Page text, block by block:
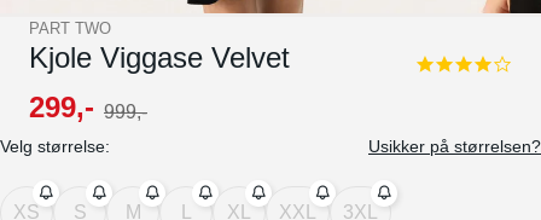
PART TWO
Kjole Viggase Velvet
4.0
299,- 999,-
Velg størrelse: Usikker på størrelsen?
XS S M XL XXL 3XL